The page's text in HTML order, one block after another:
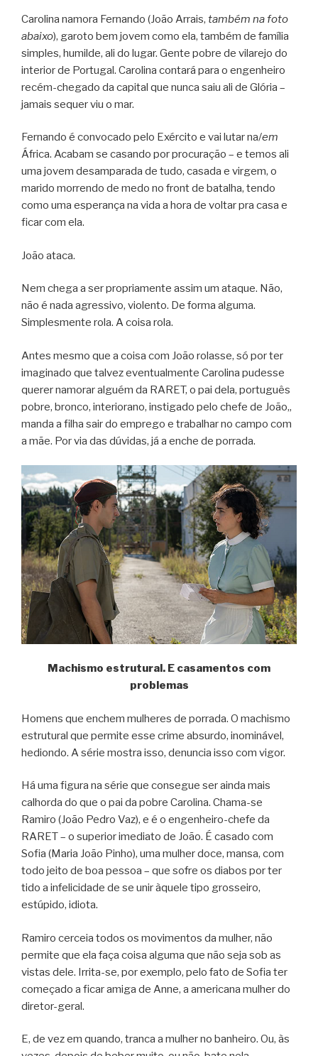
Carolina namora Fernando (João Arrais, também na foto
abaixo), garoto bem jovem como ela, também de família
simples, humilde, ali do lugar. Gente pobre de vilarejo do
interior de Portugal. Carolina contará para o engenheiro
recém-chegado da capital que nunca saiu ali de Glória –
jamais sequer viu o mar.
Fernando é convocado pelo Exército e vai lutar na/em
África. Acabam se casando por procuração – e temos ali
uma jovem desamparada de tudo, casada e virgem, o
marido morrendo de medo no front de batalha, tendo
como uma esperança na vida a hora de voltar pra casa e
ficar com ela.
João ataca.
Nem chega a ser propriamente assim um ataque. Não,
não é nada agressivo, violento. De forma alguma.
Simplesmente rola. A coisa rola.
Antes mesmo que a coisa com João rolasse, só por ter
imaginado que talvez eventualmente Carolina pudesse
querer namorar alguém da RARET, o pai dela, português
pobre, bronco, interiorano, instigado pelo chefe de João,,
manda a filha sair do emprego e trabalhar no campo com
a mãe. Por via das dúvidas, já a enche de porrada.
Machismo estrutural. E casamentos com
problemas
Homens que enchem mulheres de porrada. O machismo
estrutural que permite esse crime absurdo, inominável,
hediondo. A série mostra isso, denuncia isso com vigor.
Há uma figura na série que consegue ser ainda mais
calhorda do que o pai da pobre Carolina. Chama-se
Ramiro (João Pedro Vaz), e é o engenheiro-chefe da
RARET – o superior imediato de João. É casado com
Sofia (Maria João Pinho), uma mulher doce, mansa, com
todo jeito de boa pessoa – que sofre os diabos por ter
tido a infelicidade de se unir àquele tipo grosseiro,
estúpido, idiota.
Ramiro cerceia todos os movimentos da mulher, não
permite que ela faça coisa alguma que não seja sob as
vistas dele. Irrita-se, por exemplo, pelo fato de Sofia ter
começado a ficar amiga de Anne, a americana mulher do
diretor-geral.
E, de vez em quando, tranca a mulher no banheiro. Ou, às